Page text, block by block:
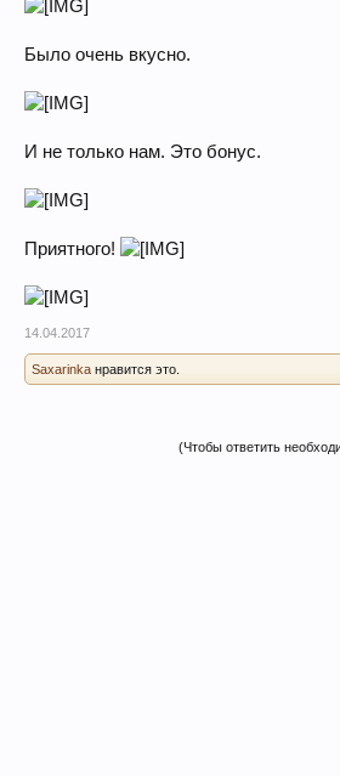
Было очень вкусно.
И не только нам. Это бонус.
Приятного!
14.04.2017
Saxarinka нравится это.
(Чтобы ответить